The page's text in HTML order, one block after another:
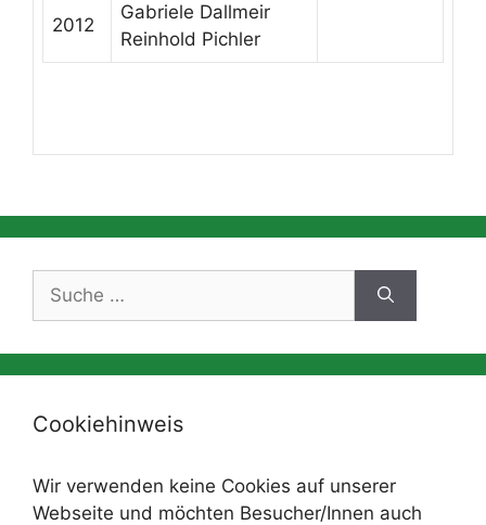
2012
Gabriele Dallmeir
Reinhold Pichler
nach:
Cookiehinweis
Wir verwenden keine Cookies auf unserer
Webseite und möchten Besucher/Innen auch